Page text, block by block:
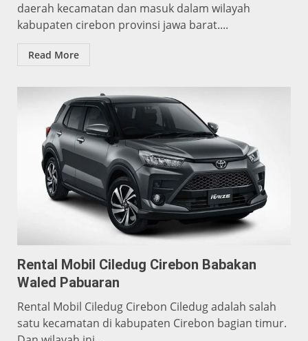
daerah kecamatan dan masuk dalam wilayah
kabupaten cirebon provinsi jawa barat....
Read More
Rental Mobil Ciledug Cirebon Babakan
Waled Pabuaran
Rental Mobil Ciledug Cirebon Ciledug adalah salah
satu kecamatan di kabupaten Cirebon bagian timur.